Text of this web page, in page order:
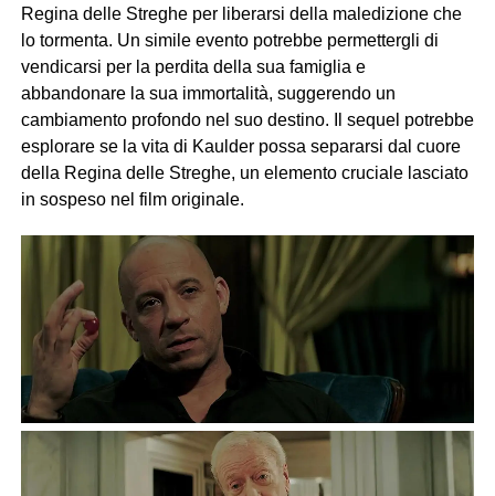
Regina delle Streghe per liberarsi della maledizione che
lo tormenta. Un simile evento potrebbe permettergli di
vendicarsi per la perdita della sua famiglia e
abbandonare la sua immortalità, suggerendo un
cambiamento profondo nel suo destino. Il sequel potrebbe
esplorare se la vita di Kaulder possa separarsi dal cuore
della Regina delle Streghe, un elemento cruciale lasciato
in sospeso nel film originale.